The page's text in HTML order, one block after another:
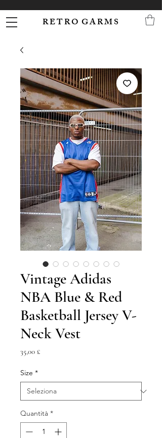
R E T R O G A R M S
Vintage Adidas
NBA Blue & Red
Basketball Jersey V-
Neck Vest
35,00 £Prezzo
Size *
Quantità *